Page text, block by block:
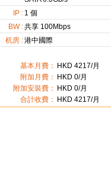
IP : 1 個
BW :共享 100Mbps
机房 :港中國際
基本月費： HKD 4217/月
附加月費：
HKD 0/月
附加安裝費：
HKD 0/月
合計收費：
HKD 4217/月